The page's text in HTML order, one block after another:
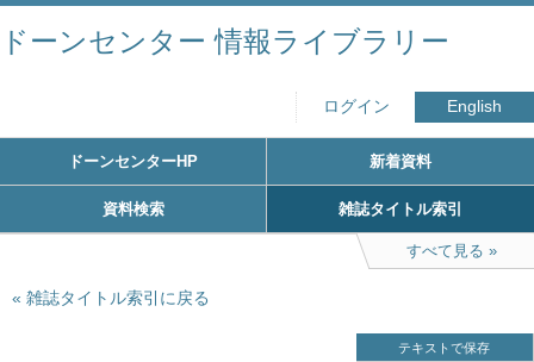
ドーンセンター 情報ライブラリー
ログイン English
ドーンセンターHP 新着資料
資料検索 雑誌タイトル索引
すべて見る
雑誌タイトル索引に戻る
テキストで保存